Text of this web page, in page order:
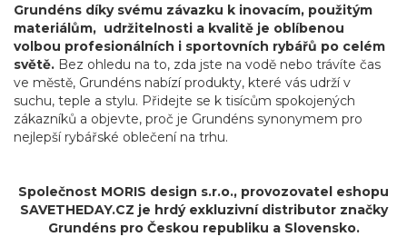
Grundéns díky svému závazku k inovacím, použitým
materiálům, udržitelnosti a kvalitě je oblíbenou
volbou profesionálních i sportovních rybářů po celém
světě. Bez ohledu na to, zda jste na vodě nebo trávíte čas
ve městě, Grundéns nabízí produkty, které vás udrží v
suchu, teple a stylu. Přidejte se k tisícům spokojených
zákazníků a objevte, proč je Grundéns synonymem pro
nejlepší rybářské oblečení na trhu.
Společnost MORIS design s.r.o., provozovatel eshopu
SAVETHEDAY.CZ je hrdý exkluzivní distributor značky
Grundéns pro Českou republiku a Slovensko.